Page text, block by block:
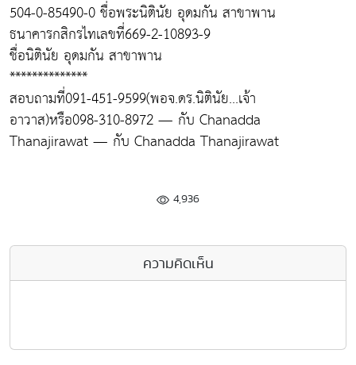
504-0-85490-0 ชื่อพระนิตินัย อุดมกัน สาขาพาน
ธนาคารกสิกรไทเลขที่669-2-10893-9
ชื่อนิตินัย อุดมกัน สาขาพาน
**************
สอบถามที่091-451-9599(พอจ.ดร.นิตินัย...เจ้า
อาวาส)หรือ098-310-8972 — กับ Chanadda
Thanajirawat — กับ Chanadda Thanajirawat
4,936
ความคิดเห็น